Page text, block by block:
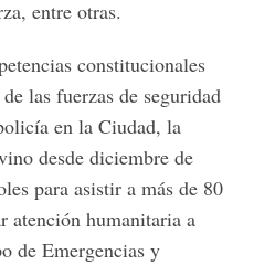
entre otras.
constitucionales
las fuerzas de seguridad
en la Ciudad, la
desde diciembre de
para asistir a más de 80
atención humanitaria a
de Emergencias y